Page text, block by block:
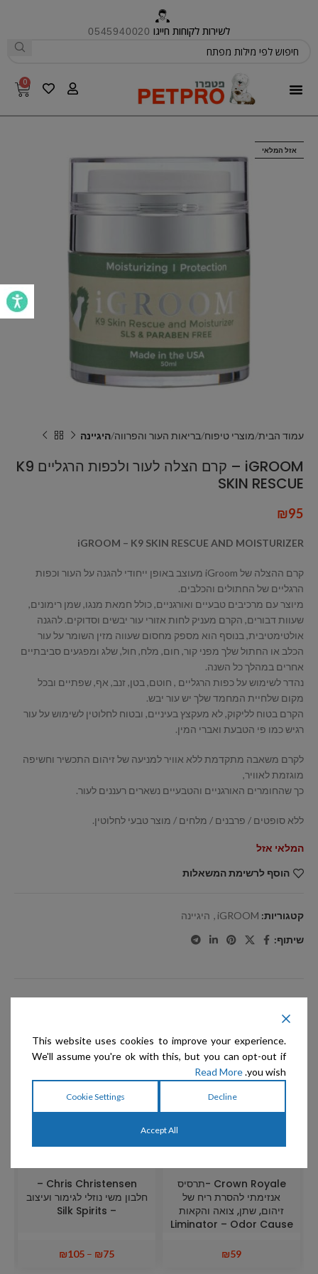
לשירות לקוחות חייגו 0545940020
0
אזל המלאי
עמוד הבית מוצרי טיפוח בריאות העור והפרווה היגיינה
iGROOM – קרם הצלה לעור ולכפות הרגליים K9
SKIN RESCUE
₪95
iGROOM – K9 SKIN RESCUE AND MOISTURIZER
קרם ההצלה של iGroom מעוצב באופן ייחודי להגנה על העור וכפות
הרגליים של החתולים והכלבים.
מיוצר עם מרכיבים טבעיים ואורגניים, כולל חמאת מנגו, שמן רימונים,
שעוות דבורים, הקרם מעניק לחות אזורי עור יבשים וסדוקים. להגנה
אולטימטיבית, בנוסף הוא מספק מחסום שעווה מזין השומר על עור
הכלב או החתול שלך מפני קור, חום, מלח, חול, שלג ומפגעים סביבתיים
אחרים במהלך כל השנה.
נהדר לשימוש על כפות הרגליים , חוטם, בטן, זנב, אף, שפתיים ובכל
מקום שלחיית המחמד שלך יש עור יבש.
הקרם בטוח לליקוק, לא מעקצץ בעיניים, ובטוח לחלוטין לשימוש על עור
רגיש כמו פי הטבעת ואברי המין.
לקרם משאבה מתקדמת ללא אוויר למניעה של זיהום התכשיר וחשיפה
מוגזמת לאוויר,
כך שהחומרים האורגניים והטבעיים נשארים רעננים לעור.
ללא סופטים / פרבנים / מלחים / מוצר טבעי לחלוטין.
המלאי אזל
הוסף לרשימת המשאלות
קטגוריות: iGROOM
, היגיינה
שיתוף:
מוצרים קשורים
Crown Royale -תרסיס
אנזימתי להסרת ריח של
זיהום, שתן, צואה והקאות
Liminator – Odor Cause
₪59
Chris Christensen –
חלבון משי נוזלי לגימור ועיצוב
– Silk Spirits
₪75
–
₪105
This website uses cookies to improve your experience.
We'll assume you're ok with this, but you can opt-out if
you wish.
Read More
Decline
Cookie Settings
Accept All